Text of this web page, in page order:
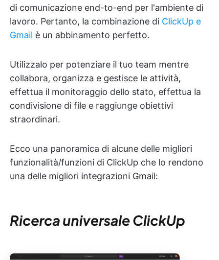
di comunicazione end-to-end per l'ambiente di
lavoro. Pertanto, la combinazione di ClickUp e
Gmail è un abbinamento perfetto.
Utilizzalo per potenziare il tuo team mentre
collabora, organizza e gestisce le attività,
effettua il monitoraggio dello stato, effettua la
condivisione di file e raggiunge obiettivi
straordinari.
Ecco una panoramica di alcune delle migliori
funzionalità/funzioni di ClickUp che lo rendono
una delle migliori integrazioni Gmail:
Ricerca universale ClickUp